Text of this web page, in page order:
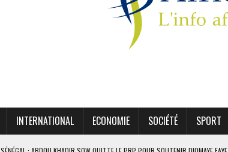
INTERNATIONAL ECONOMIE SOCIÉTÉ SPORT